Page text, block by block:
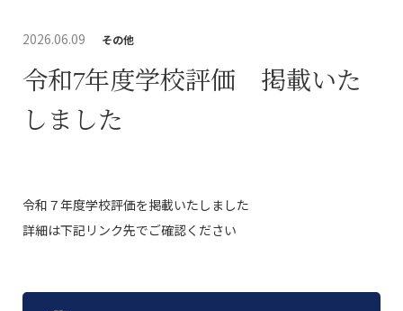
2026.06.09 その他
令和7年度学校評価 掲載いた
しました
令和７年度学校評価を掲載いたしました
詳細は下記リンク先でご確認ください